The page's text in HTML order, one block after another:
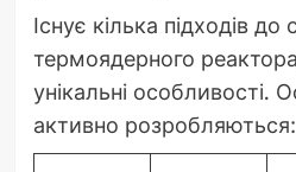
Існує кілька підходів до
термоядерного
унікальні особливості.
активно розробляються: